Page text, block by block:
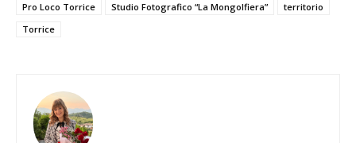
Pro Loco Torrice
Studio Fotografico “La Mongolfiera”
territorio
Torrice